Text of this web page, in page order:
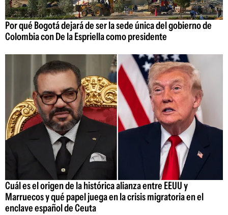
Por qué Bogotá dejará de ser la sede única del gobierno de
Colombia con De la Espriella como presidente
Cuál es el origen de la histórica alianza entre EEUU y
Marruecos y qué papel juega en la crisis migratoria en el
enclave español de Ceuta